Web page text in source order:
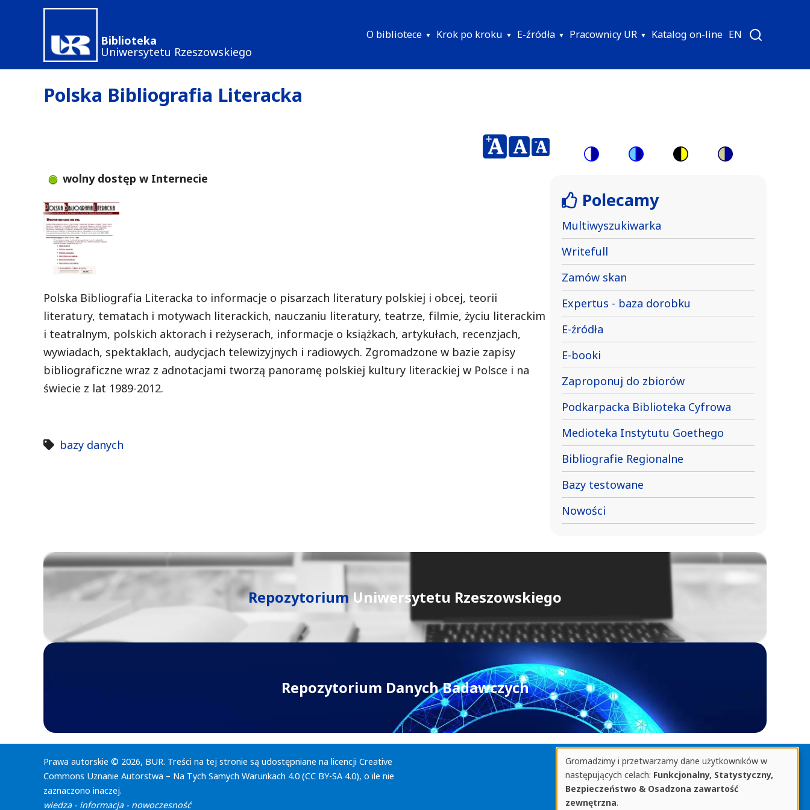
Biblioteka
Uniwersytetu Rzeszowskiego
Menu
O bibliotece Krok po kroku E-źródła Pracownicy UR Katalog on-line EN
Polska Bibliografia Literacka
wolny dostęp w Internecie
Polska Bibliografia Literacka to informacje o pisarzach literatury polskiej i obcej, teorii
literatury, tematach i motywach literackich, nauczaniu literatury, teatrze, filmie, życiu literackim
i teatralnym, polskich aktorach i reżyserach, informacje o książkach, artykułach, recenzjach,
wywiadach, spektaklach, audycjach telewizyjnych i radiowych. Zgromadzone w bazie zapisy
bibliograficzne wraz z adnotacjami tworzą panoramę polskiej kultury literackiej w Polsce i na
świecie z lat 1989-2012.
bazy danych
color
theme
blue
theme
theme
Polecamy
Multiwyszukiwarka
Writefull
Zamów skan
Expertus - baza dorobku
E-źródła
E-booki
Zaproponuj do zbiorów
Podkarpacka Biblioteka Cyfrowa
Medioteka Instytutu Goethego
Bibliografie Regionalne
Bazy testowane
Nowości
RepozytoriumUniwersytetu Rzeszowskiego
Repozytorium Danych Badawczych
Prawa autorskie © 2026, BUR. Treści na tej stronie są udostępniane na licencji Creative
Commons Uznanie Autorstwa – Na Tych Samych Warunkach 4.0 (CC BY-SA 4.0), o ile nie
zaznaczono inaczej.
wiedza - informacja - nowoczesność
Biblioteka Uniwersytetu Rzeszowskiego
ul. prof. Stanisława Pigonia 8, 35-959 Rzeszów
tel. 17 872 1361
Gromadzone
Gromadzimy i przetwarzamy dane użytkowników w
następujących celach: Funkcjonalny, Statystyczny,
Bezpieczeństwo & Osadzona zawartość
zewnętrzna.